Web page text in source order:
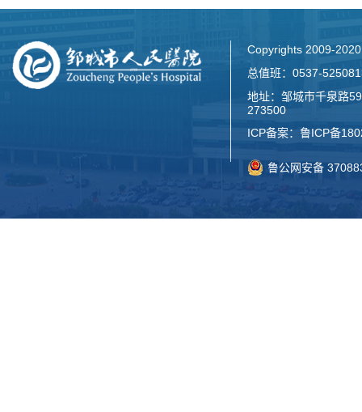
Copyrights 2009-
总值班：0537-
地址：邹城市千泉路
273500
ICP备案： 鲁ICP备
鲁公网安备